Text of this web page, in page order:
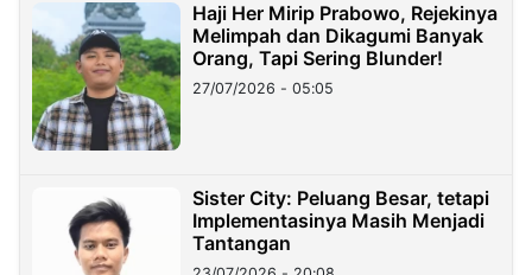
Haji Her Mirip Prabowo, Rejekinya
Melimpah dan Dikagumi Banyak
Orang, Tapi Sering Blunder!
27/07/2026 - 05:05
Sister City: Peluang Besar, tetapi
Implementasinya Masih Menjadi
Tantangan